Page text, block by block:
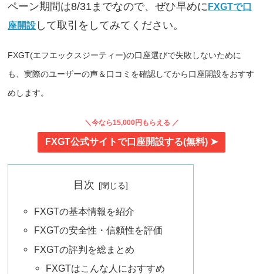
ペーン期間は8/31までなので、ぜひ早めに FXGTで口
座開設 して取引をしてみてください。
FXGT(エフエックスジーティー)の口座選びで失敗しないために
も、実際のユーザーの声＆口コミを確認してから口座開設をおすす
めします。
＼今なら15,000円もらえる ／
FXGT公式サイトで口座開設する(無料) ➤
目次
FXGTの基本情報を紹介
FXGTの安全性・信頼性を評価
FXGTの評判を総まとめ
FXGTはこんな人におすすめ